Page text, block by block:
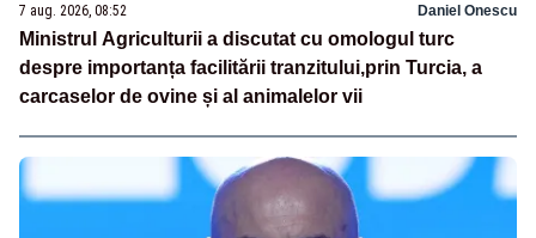
7 aug. 2026, 08:52 Daniel Onescu
Ministrul Agriculturii a discutat cu omologul turc
despre importanța facilitării tranzitului,prin Turcia, a
carcaselor de ovine și al animalelor vii